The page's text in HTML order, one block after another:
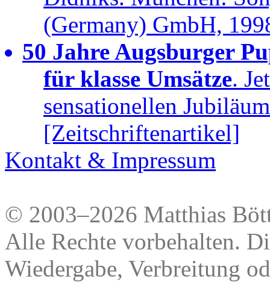
(Germany) GmbH,
50 Jahre Augsburger
für klasse Umsätze.
sensationellen
[Zeitschriftenartikel]
Kontakt & Impressum
© 2003–2026 Matthias
Alle Rechte vorbehalten.
Wiedergabe, Verbreitung